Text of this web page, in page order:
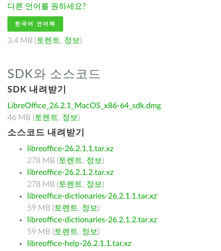
다른 언어를 원하세요?
한국어 언어팩
3.4 MB ( 토렌트, 정보 )
SDK와 소스코드
SDK 내려받기
LibreOffice_26.2.1_MacOS_x86-64_sdk.dmg
46 MB ( 토렌트, 정보 )
소스코드 내려받기
libreoffice-26.2.1.1.tar.xz
278 MB ( 토렌트, 정보 )
libreoffice-26.2.1.2.tar.xz
278 MB ( 토렌트, 정보 )
libreoffice-dictionaries-26.2.1.1.tar.xz
59 MB ( 토렌트, 정보 )
libreoffice-dictionaries-26.2.1.2.tar.xz
59 MB ( 토렌트, 정보 )
libreoffice-help-26.2.1.1.tar.xz